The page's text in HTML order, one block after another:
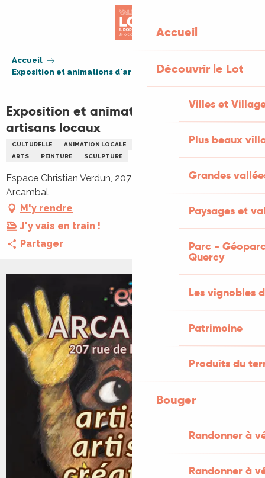
Accueil
Découvrir le Lot
Villes et
Plus beaux
Grandes
Paysages et
Parc -
Quercy
Les vignobles
Patrimoine
Produits du
Bouger
Randonner à
Randonner à
Accueil
Exposition et animations d'artistes et artisans locaux
Exposition et animations d'artistes et
artisans locaux
CULTURELLE ANIMATION LOCALE
ARTISANAT
ARTS
PEINTURE SCULPTURE
Espace Christian Verdun, 207 Rue de la Résistance, 46090
Arcambal
M'y rendre
J'y vais en train !
Partager